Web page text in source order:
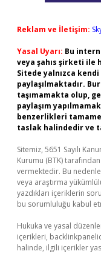
Reklam ve İletişim:
Yasal Uyarı: Bu
veya şahıs şirketi ile
Sitede yalnızca kendi
paylaşılmaktadır.
taşımamakta olup,
paylaşım
benzerlikleri
taslak halindedir ve
Sitemiz, 5651 Sayılı
Kurumu (BTK)
vermektedir. Bu
veya araştırma
yazdıkları içeriklerin
bu sorumluluğu kabul
Hukuka ve yasal
içerikleri,
halinde, ilgili içerikler